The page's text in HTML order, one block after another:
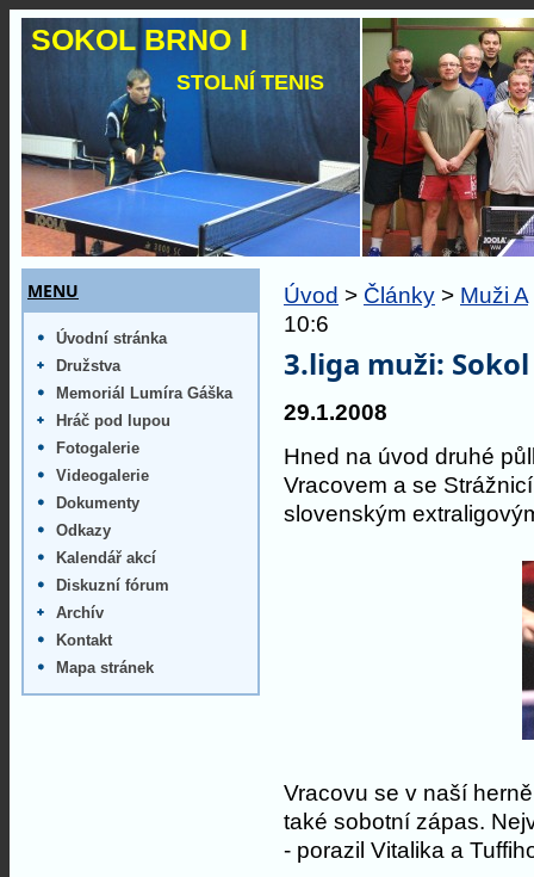
Úvod > Články > Muži A
10:6
3.liga muži:
29.1.2008
Hned na úvod druhé
Vracovem a se
slovenským
Vracovu se v naší
také sobotní zápas.
- porazil Vitalika a
MENU
Úvodní stránka
Družstva
Memoriál Lumíra Gáška
Hráč pod lupou
Fotogalerie
Videogalerie
Dokumenty
Odkazy
Kalendář akcí
Diskuzní fórum
Archív
Kontakt
Mapa stránek
SOKOL BRNO I
STOLNÍ TENIS